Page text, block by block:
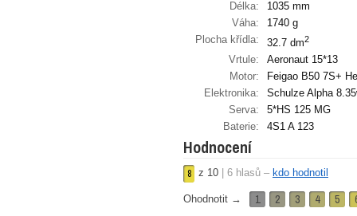
Délka:
1035 mm
Váha:
1740 g
Plocha křídla:
32.7 dm2
Vrtule:
Aeronaut 15*13
Motor:
Feigao B50 7S+
Elektronika:
Schulze Alpha
Serva:
5*HS 125 MG
Baterie:
4S1 A 123
Hodnocení
8 z 10 6 hlasů – kdo hodnotil
Ohodnotit → 1 2 3 4 5